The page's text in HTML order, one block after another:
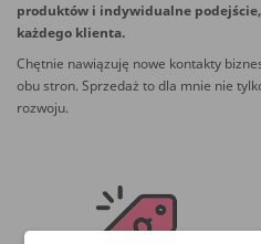
produktów i indywidualne
każdego klienta.
Chętnie nawiązuję nowe kontakty
obu stron. Sprzedaż to dla mnie nie
rozwoju.